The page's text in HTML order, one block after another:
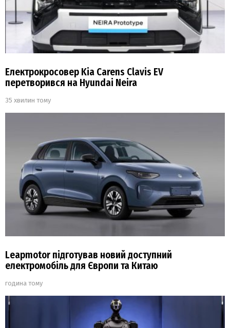
Електрокросовер Kia Carens Clavis EV
перетворився на Hyundai Neira
35 хвилин тому
Leapmotor підготував новий доступний
електромобіль для Європи та Китаю
година тому